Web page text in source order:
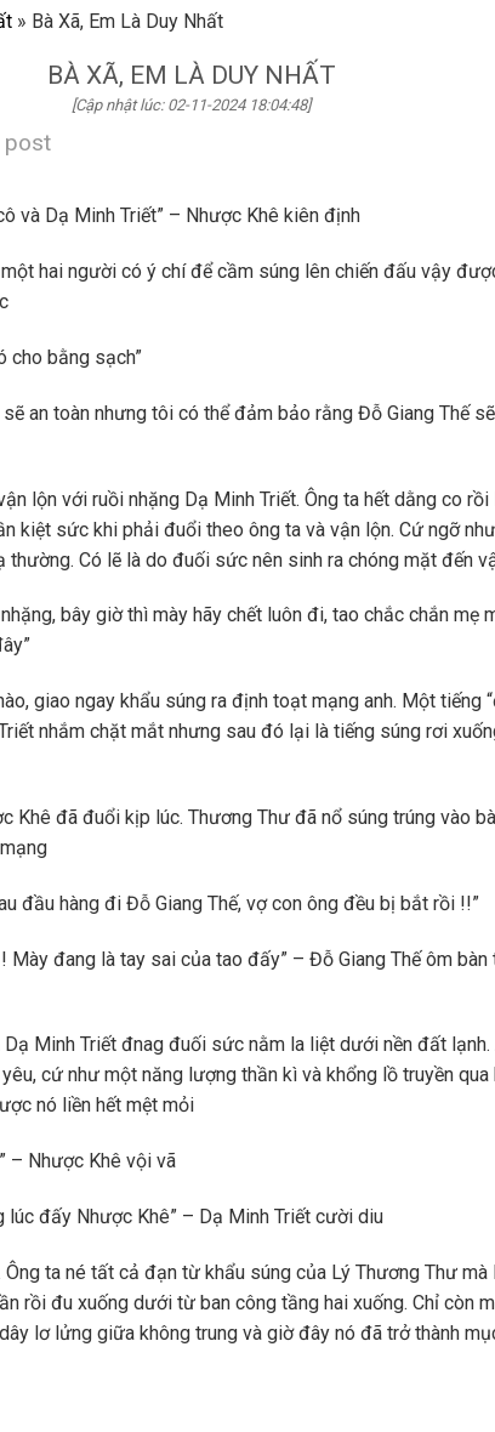
» Bà Xã, Em Là Duy Nhất
BÀ XÃ, EM LÀ DUY NHẤT
[Cập nhật lúc: 02-11-2024 18:04:48]
post
và Dạ Minh Triết” – Nhược Khê kiên định
hai người có ý chí để cầm súng lên chiến đấu vậy
cho bằng sạch”
an toàn nhưng tôi có thể đảm bảo rằng Đỗ Giang Thế
lộn với ruồi nhặng Dạ Minh Triết. Ông ta hết dằng co
kiệt sức khi phải đuổi theo ông ta và vận lộn. Cứ ngỡ
thường. Có lẽ là do đuối sức nên sinh ra chóng mặt đến
bây giờ thì mày hãy chết luôn đi, tao chắc chắn mẹ
giao ngay khẩu súng ra định toạt mạng anh. Một tiếng
nhắm chặt mắt nhưng sau đó lại là tiếng súng rơi
Khê đã đuổi kịp lúc. Thương Thư đã nổ súng trúng vào
đầu hàng đi Đỗ Giang Thế, vợ con ông đều bị bắt rồi !!”
! Mày đang là tay sai của tao đấy” – Đỗ Giang Thế ôm
Minh Triết đnag đuối sức nằm la liệt dưới nền đất
cứ như một năng lượng thần kì và khổng lồ truyền qua
nó liền hết mệt mỏi
– Nhược Khê vội vã
lúc đấy Nhược Khê” – Dạ Minh Triết cười diu
ta né tất cả đạn từ khẩu súng của Lý Thương Thư mà
rồi đu xuống dưới từ ban công tầng hai xuống. Chỉ còn
lơ lửng giữa không trung và giờ đây nó đã trở thành